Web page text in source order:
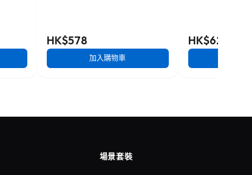
HK$578
加入購物車
HK$628
場景套裝